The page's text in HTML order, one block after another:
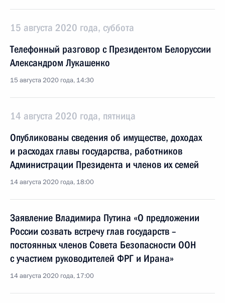
15 августа 2020 года, суббота
Телефонный разговор с Президентом Белоруссии
Александром Лукашенко
15 августа 2020 года, 14:30
14 августа 2020 года, пятница
Опубликованы сведения об имуществе, доходах
и расходах главы государства, работников
Администрации Президента и членов их семей
14 августа 2020 года, 18:00
Заявление Владимира Путина «О предложении
России созвать встречу глав государств –
постоянных членов Совета Безопасности ООН
с участием руководителей ФРГ и Ирана»
14 августа 2020 года, 17:00